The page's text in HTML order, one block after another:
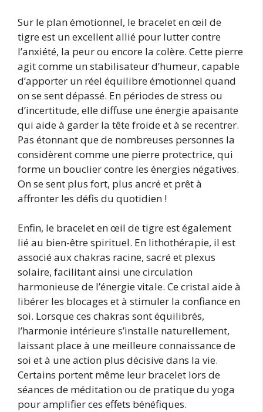
Sur le plan émotionnel, le bracelet en œil de
tigre est un excellent allié pour lutter contre
l’anxiété, la peur ou encore la colère. Cette pierre
agit comme un stabilisateur d’humeur, capable
d’apporter un réel équilibre émotionnel quand
on se sent dépassé. En périodes de stress ou
d’incertitude, elle diffuse une énergie apaisante
qui aide à garder la tête froide et à se recentrer.
Pas étonnant que de nombreuses personnes la
considèrent comme une pierre protectrice, qui
forme un bouclier contre les énergies négatives.
On se sent plus fort, plus ancré et prêt à
affronter les défis du quotidien !
Enfin, le bracelet en œil de tigre est également
lié au bien-être spirituel. En lithothérapie, il est
associé aux chakras racine, sacré et plexus
solaire, facilitant ainsi une circulation
harmonieuse de l’énergie vitale. Ce cristal aide à
libérer les blocages et à stimuler la confiance en
soi. Lorsque ces chakras sont équilibrés,
l’harmonie intérieure s’installe naturellement,
laissant place à une meilleure connaissance de
soi et à une action plus décisive dans la vie.
Certains portent même leur bracelet lors de
séances de méditation ou de pratique du yoga
pour amplifier ces effets bénéfiques.